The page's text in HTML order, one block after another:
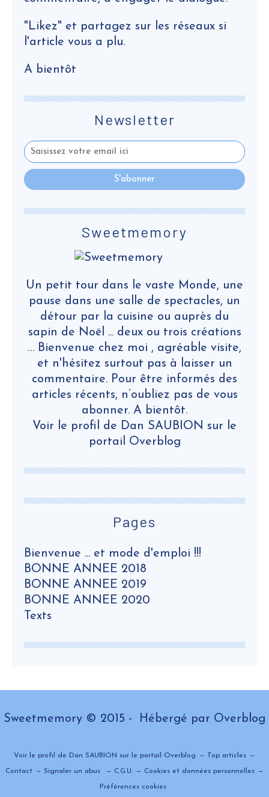
Newsletter
Pages
Bienvenue ... et mode d'emploi !!!
BONNE ANNEE 2018
BONNE ANNEE 2019
BONNE ANNEE 2020
Texts
Sweetmemory
Un petit tour dans le vaste Monde, une
pause dans une salle de spectacles, un
détour par la cuisine ou auprès du
sapin de Noël ... deux ou trois créations
… Bienvenue chez moi , agréable visite,
et n'hésitez surtout pas à laisser un
commentaire. Pour être informés des
articles récents, n’oubliez pas de vous
abonner. A bientôt.
Voir le profil de Dan SAUBION sur le
portail Overblog
"Likez" et partagez sur les réseaux si
l'article vous a plu.
A bientôt
Sweetmemory © 2015 - Hébergé par Overblog
Voir le profil de Dan SAUBION sur le portail Overblog Top articles
Contact Signaler un abus C.G.U. Cookies et données personnelles
Préférences cookies